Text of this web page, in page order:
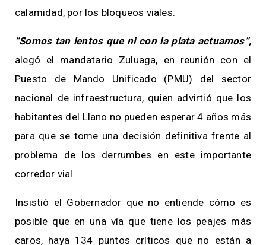
calamidad, por los bloqueos viales.
“Somos tan lentos que ni con la plata actuamos”,
alegó el mandatario Zuluaga, en reunión con el
Puesto de Mando Unificado (PMU) del sector
nacional de infraestructura, quien advirtió que los
habitantes del Llano no pueden esperar 4 años más
para que se tome una decisión definitiva frente al
problema de los derrumbes en este importante
corredor vial.
Insistió el Gobernador que no entiende cómo es
posible que en una vía que tiene los peajes más
caros, haya 134 puntos críticos que no están a